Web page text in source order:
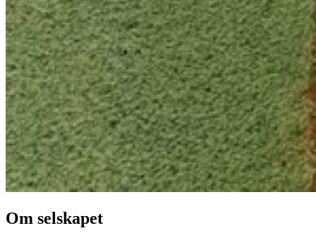
Om selskapet